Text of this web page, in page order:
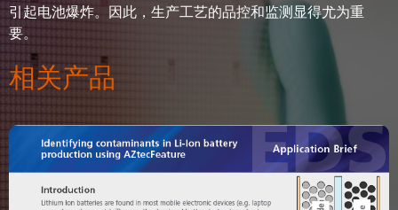
引起电池爆炸。因此，生产工艺的品控和监测显得尤为重
要。
相关产品